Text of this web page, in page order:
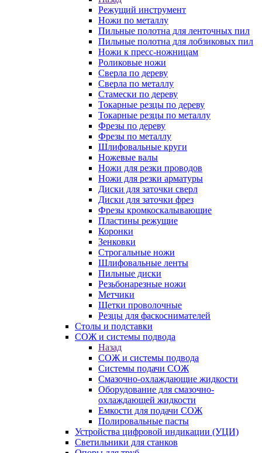
Режущий инструмент
Ножи по металлу
Пильные полотна для ленточных пил
Пильные полотна для лобзиковых пил
Ножи к пресс-ножницам
Роликовые ножи
Сверла по дереву
Сверла по металлу
Стамески по дереву
Токарные резцы по дереву
Токарные резцы по металлу
Фрезы по дереву
Фрезы по металлу
Шлифовальные круги
Ножевые валы
Ножи для резки проводов
Ножи для резки арматуры
Диски для заточки сверл
Диски для заточки фрез
Фрезы кромкоскалывающие
Пластины режущие
Коронки
Зенковки
Строгальные ножи
Шлифовальные ленты
Пильные диски
Резьбонарезные ножи
Метчики
Щетки проволочные
Резцы для фаскоснимателей
Столы и подставки
СОЖ и системы подвода
Назад
СОЖ и системы подвода
Системы подачи СОЖ
Смазочно-охлаждающие жидкости
Оборудование для смазочно-
охлаждающей жидкости
Емкости для подачи СОЖ
Полировальные пасты
Устройства цифровой индикации (УЦИ)
Светильники для станков